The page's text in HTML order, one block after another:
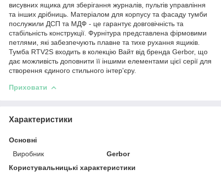
висувних ящика для зберігання журналів, пультів управління
та інших дрібниць. Матеріалом для корпусу та фасаду тумби
послужили ДСП та МДФ - це гарантує довговічність та
стабільність конструкції. Фурнітура представлена фірмовими
петлями, які забезпечують плавне та тихе рухання ящиків.
Тумба RTV2S входить в колекцію Вайт від бренда Gerbor, що
дає можливість доповнити її іншими елементами цієї серії для
створення єдиного стильного інтер'єру.
Приховати
Характеристики
Основні
Виробник
Gerbor
Користувальницькі характеристики